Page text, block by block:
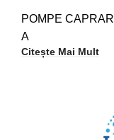
POMPE CAPRARI
A
Citește Mai Mult